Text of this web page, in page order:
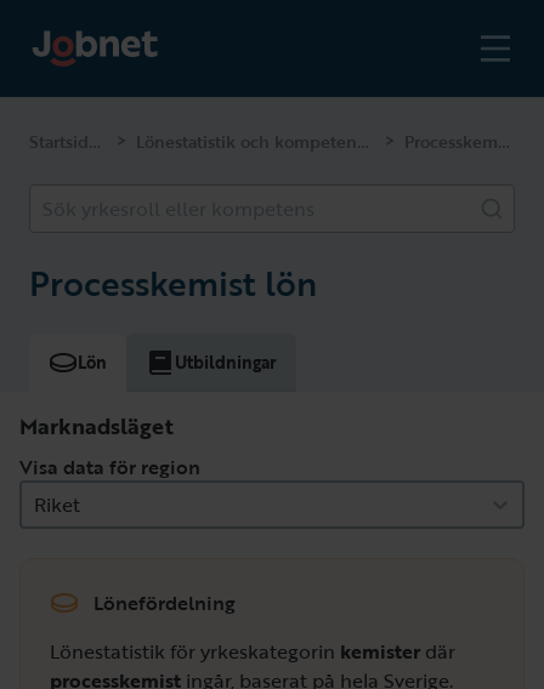
Startsidan > Lönestatistik och kompetenser > Processkemist
Processkemist lön
Lön Utbildningar
Marknadsläget
Visa data för region
Riket
Lönefördelning
Lönestatistik för yrkeskategorin kemister där
processkemist ingår, baserat på hela Sverige.